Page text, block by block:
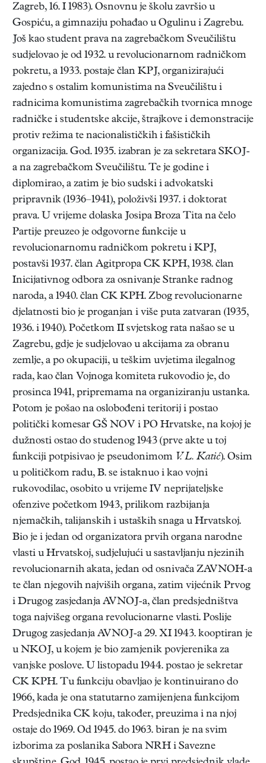
Zagreb, 16. I 1983). Osnovnu je školu završio u
Gospiću, a gimnaziju pohađao u Ogulinu i Zagrebu.
Još kao student prava na zagrebačkom Sveučilištu
sudjelovao je od 1932. u revolucionarnom radničkom
pokretu, a 1933. postaje član KPJ, organizirajući
zajedno s ostalim komunistima na Sveučilištu i
radnicima komunistima zagrebačkih tvornica mnoge
radničke i studentske akcije, štrajkove i demonstracije
protiv režima te nacionalističkih i fašističkih
organizacija. God. 1935. izabran je za sekretara SKOJ-
a na zagrebačkom Sveučilištu. Te je godine i
diplomirao, a zatim je bio sudski i advokatski
pripravnik (1936–1941), položivši 1937. i doktorat
prava. U vrijeme dolaska Josipa Broza Tita na čelo
Partije preuzeo je odgovorne funkcije u
revolucionarnomu radničkom pokretu i KPJ,
postavši 1937. član Agitpropa CK KPH, 1938. član
Inicijativnog odbora za osnivanje Stranke radnog
naroda, a 1940. član CK KPH. Zbog revolucionarne
djelatnosti bio je proganjan i više puta zatvaran (1935,
1936. i 1940). Početkom II svjetskog rata našao se u
Zagrebu, gdje je sudjelovao u akcijama za obranu
zemlje, a po okupaciji, u teškim uvjetima ilegalnog
rada, kao član Vojnoga komiteta rukovodio je, do
prosinca 1941, pripremama na organiziranju ustanka.
Potom je pošao na oslobođeni teritorij i postao
politički komesar GŠ NOV i PO Hrvatske, na kojoj je
dužnosti ostao do studenog 1943 (prve akte u toj
funkciji potpisivao je pseudonimom V. L. Katić). Osim
u političkom radu, B. se istaknuo i kao vojni
rukovodilac, osobito u vrijeme IV neprijateljske
ofenzive početkom 1943, prilikom razbijanja
njemačkih, talijanskih i ustaških snaga u Hrvatskoj.
Bio je i jedan od organizatora prvih organa narodne
vlasti u Hrvatskoj, sudjelujući u sastavljanju njezinih
revolucionarnih akata, jedan od osnivača ZAVNOH-a
te član njegovih najviših organa, zatim vijećnik Prvog
i Drugog zasjedanja AVNOJ-a, član predsjedništva
toga najvišeg organa revolucionarne vlasti. Poslije
Drugog zasjedanja AVNOJ-a 29. XI 1943. kooptiran je
u NKOJ, u kojem je bio zamjenik povjerenika za
vanjske poslove. U listopadu 1944. postao je sekretar
CK KPH. Tu funkciju obavljao je kontinuirano do
1966, kada je ona statutarno zamijenjena funkcijom
Predsjednika CK koju, također, preuzima i na njoj
ostaje do 1969. Od 1945. do 1963. biran je na svim
izborima za poslanika Sabora NRH i Savezne